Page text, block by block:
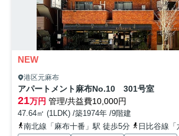
NEW
港区元麻布
アパートメント麻布No.10 301号室
21万円 管理/共益費10,000円
47.64㎡ (1LDK) /築1974年 /9階建
南北線「麻布十番」駅 徒歩5分
日比谷線「